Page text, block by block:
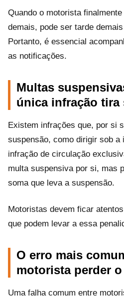
Quando o motorista
demais, pode ser tarde
Portanto, é essencial
as notificações.
Multas
única infração tira
Existem infrações que, por si
suspensão, como dirigir sob a
infração de circulação
multa suspensiva por si, mas
soma que leva a suspensão.
Motoristas devem ficar
que podem levar a essa
O erro mais
motorista perder
Uma falha comum entre